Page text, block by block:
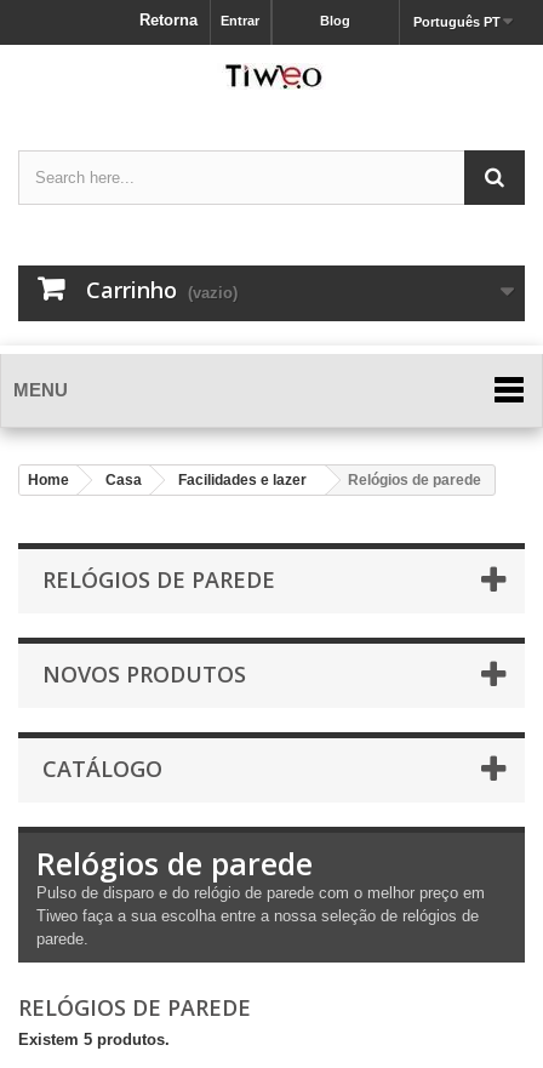
Português PT
Blog
Entrar
Retorna
Carrinho (vazio)
MENU
Home Casa Facilidades e lazer Relógios de parede
RELÓGIOS DE PAREDE
NOVOS PRODUTOS
CATÁLOGO
Relógios de parede
Pulso de disparo e do relógio de parede com o melhor preço em
Tiweo faça a sua escolha entre a nossa seleção de relógios de
parede.
RELÓGIOS DE PAREDE
Existem 5 produtos.